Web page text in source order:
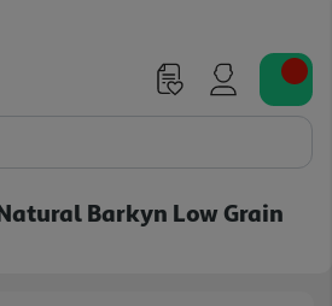
Barkyn Low Grain